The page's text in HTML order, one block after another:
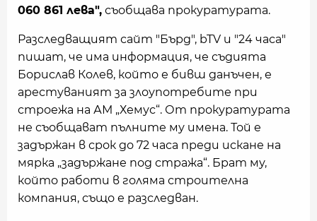
060 861 лева", съобщава прокуратурата.
Разследващият сайт "Бърд", bTV и "24 часа"
пишат, че има информация, че съдията
Борислав Колев, който е бивш данъчен, е
арестуваният за злоупотребите при
строежа на АМ „Хемус“. От прокуратурата
не съобщават пълните му имена. Той е
задържан в срок до 72 часа преди искане на
мярка „задържане под стража“. Брат му,
който работи в голяма строителна
компания, също е разследван.